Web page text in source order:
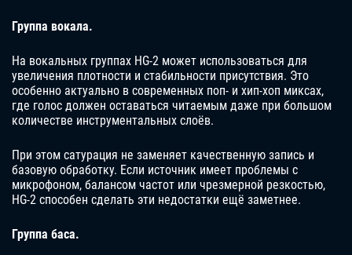
Группа вокала.
На вокальных группах HG-2 может использоваться для
увеличения плотности и стабильности присутствия. Это
особенно актуально в современных поп- и хип-хоп миксах,
где голос должен оставаться читаемым даже при большом
количестве инструментальных слоёв.
При этом сатурация не заменяет качественную запись и
базовую обработку. Если источник имеет проблемы с
микрофоном, балансом частот или чрезмерной резкостью,
HG-2 способен сделать эти недостатки ещё заметнее.
Группа баса.